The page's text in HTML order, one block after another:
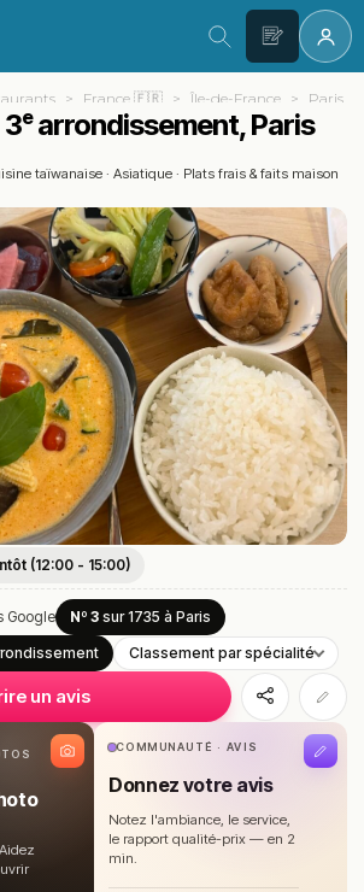
France 🇫🇷 Île-de-France Paris
arrondissement, Paris
taïwanaise · Asiatique · Plats frais & faits maison
(12:00 - 15:00)
Google Nº 3 sur 1735 à Paris
Classement par spécialité
un avis
COMMUNAUTÉ · AVIS
Donnez votre avis
Notez l'ambiance, le service,
le rapport qualité-prix — en 2
min.